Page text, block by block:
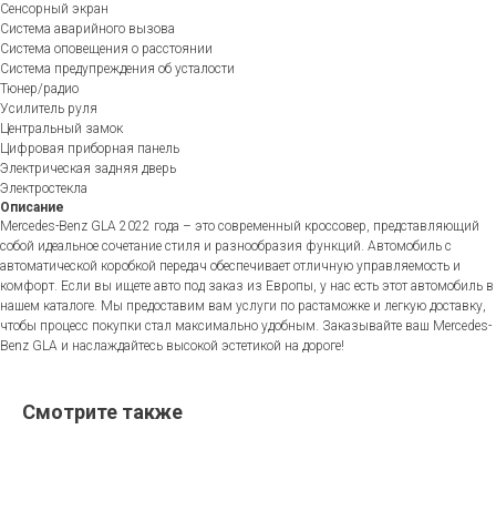
Сенсорный экран
Система аварийного вызова
Система оповещения о расстоянии
Система предупреждения об усталости
Тюнер/радио
Усилитель руля
Центральный замок
Цифровая приборная панель
Электрическая задняя дверь
Электростекла
Описание
Mercedes-Benz GLA 2022 года – это современный кроссовер, представляющий
собой идеальное сочетание стиля и разнообразия функций. Автомобиль с
автоматической коробкой передач обеспечивает отличную управляемость и
комфорт. Если вы ищете авто под заказ из Европы, у нас есть этот автомобиль в
нашем каталоге. Мы предоставим вам услуги по растаможке и легкую доставку,
чтобы процесс покупки стал максимально удобным. Заказывайте ваш Mercedes-
Benz GLA и наслаждайтесь высокой эстетикой на дороге!
Смотрите также